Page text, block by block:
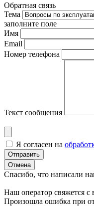
Обратная связь
Тема
заполните поле
Имя
Email
Номер телефона
Текст сообщения
Я согласен на
Отправить
Отмена
Спасибо, что написали
Наш оператор свяжется
Произошла ошибка при